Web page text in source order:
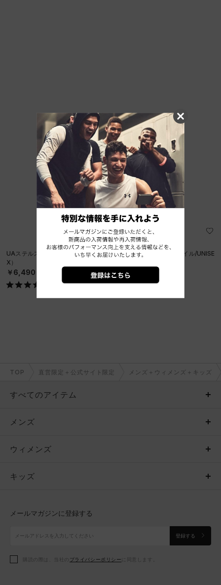
UAステルスフォーム アンクラッシャブル キャップ（ライフスタイル/UNISE
X）
￥6,490
TOP 直営限定＋公式サイト限定 メンズ＋ウィメンズ＋キッズ
すべてのアイテム
メンズ
ウィメンズ
キッズ
アクセサリー
メンズ
トップス
ボトムス
アクセサリー
ウィメンズ
トップス
シューズ
アクセサリー
キッズ
シューズ
メールマガジンに登録する
登録する
購読の際は、当社の プライバシーポリシー に同意します。